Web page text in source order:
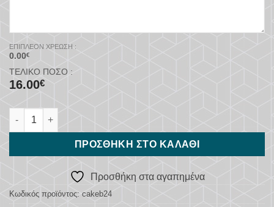
ΕΠΙΠΛΈΟΝ ΧΡΈΩΣΗ :
0.00€
ΤΕΛΙΚΌ ΠΟΣΌ :
16.00€
ΑΕΚ ποσότητα
ΠΡΟΣΘΉΚΗ ΣΤΟ ΚΑΛΆΘΙ
Προσθήκη στα αγαπημένα
Κωδικός προϊόντος: cakeb24